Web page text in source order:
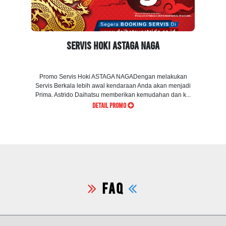
Servis Hoki ASTAGA NAGA
Promo Servis Hoki ASTAGA NAGADengan melakukan
Servis Berkala lebih awal kendaraan Anda akan menjadi
Prima. Astrido Daihatsu memberikan kemudahan dan k...
DETAIL PROMO
FAQ